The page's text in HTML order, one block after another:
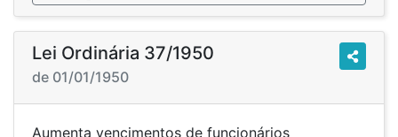
Lei Ordinária 37/1950
de 01/01/1950
Aumenta vencimentos de funcionários